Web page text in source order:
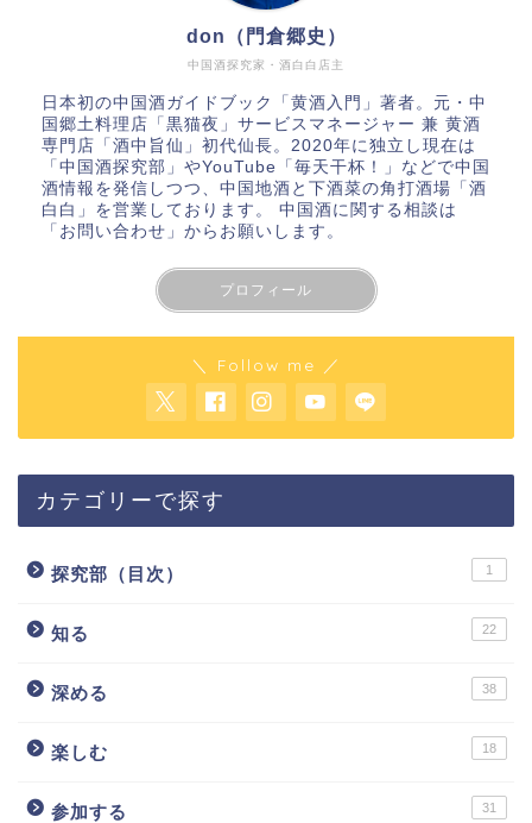
中国酒探究家・酒白白店主
don（門倉郷史）
日本初の中国酒ガイドブック「 黄酒入門 」著者。元・中
国郷土料理店「黒猫夜」サービスマネージャー 兼 黄酒
専門店「酒中旨仙」初代仙長。2020年に独立し現在は
「 中国酒探究部 」やYouTube 「毎天干杯！」 などで中国
酒情報を発信しつつ、中国地酒と下酒菜の角打酒場「酒
白白」を営業しております。 中国酒に関する相談は
「お問い合わせ」 からお願いします。
プロフィール
＼ Follow me ／
カテゴリーで探す
探究部（目次） 1
知る 22
深める 38
楽しむ 18
参加する 31